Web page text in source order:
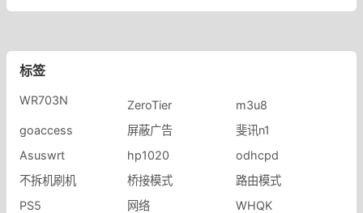
标签
WR703N ZeroTier
m3u8
goaccess
屏蔽广告
斐讯n1
Asuswrt
hp1020
odhcpd
不拆机刷机
桥接模式
路由模式
PS5
网络
WHQK